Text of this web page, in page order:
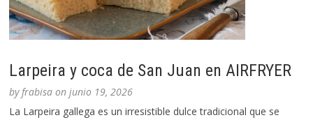
Larpeira y coca de San Juan en AIRFRYER
byfrabisa onjunio 19, 2026
La Larpeira gallega es un irresistible dulce tradicional que se